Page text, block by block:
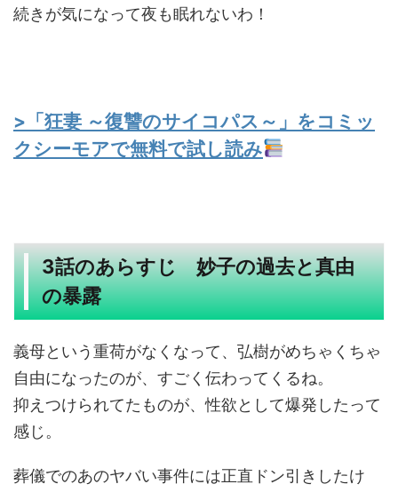
続きが気になって夜も眠れないわ！
>「狂妻 ～復讐のサイコパス～」をコミッ
クシーモアで無料で試し読み
3話のあらすじ 妙子の過去と真由
の暴露
義母という重荷がなくなって、弘樹がめちゃくちゃ
自由になったのが、すごく伝わってくるね。
抑えつけられてたものが、性欲として爆発したって
感じ。
葬儀でのあのヤバい事件には正直ドン引きしたけ